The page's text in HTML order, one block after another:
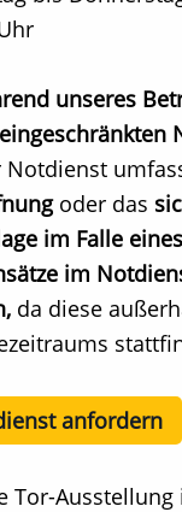
unseres
Notdienst
oder das
im Falle
im
da diese
anfordern
Tor-